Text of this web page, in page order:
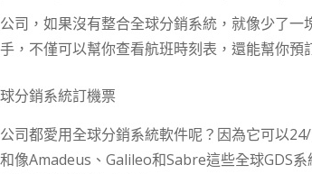
司，如果沒有整合全球分銷系統，就像少了
，不僅可以幫你查看航班時刻表，還能幫你預
司都愛用全球分銷系統軟件呢？因為它可以
像Amadeus、Galileo和Sabre這些全球GDS